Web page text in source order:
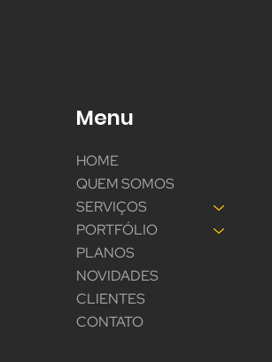
Menu
HOME
QUEM SOMOS
SERVIÇOS
PORTFÓLIO
PLANOS
NOVIDADES
CLIENTES
CONTATO